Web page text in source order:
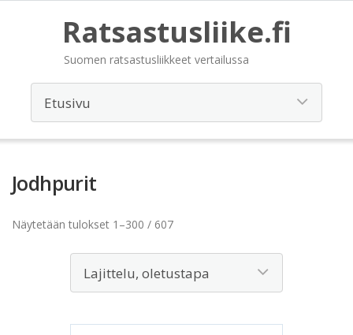
Ratsastusliike.fi
Suomen ratsastusliikkeet vertailussa
Jodhpurit
Näytetään tulokset 1–300 / 607